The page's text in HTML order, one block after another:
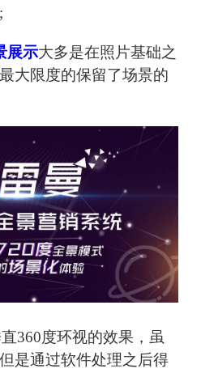
展示大多是在照片基础之
大限度的保留了场景的
360度环视的效果，虽
是通过软件处理之后得